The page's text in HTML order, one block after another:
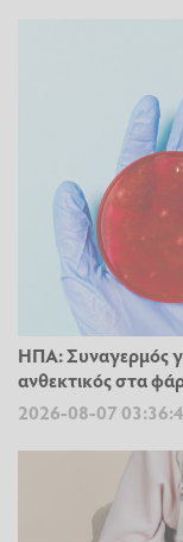
ΗΠΑ: Συναγερμός
ανθεκτικός στα
2026-08-07